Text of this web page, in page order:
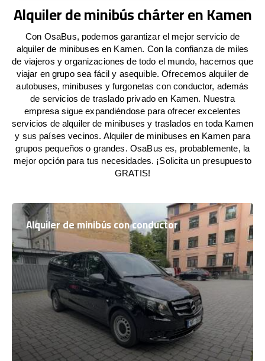
Alquiler de minibús chárter en Kamen
Con OsaBus, podemos garantizar el mejor servicio de
alquiler de minibuses en Kamen. Con la confianza de miles
de viajeros y organizaciones de todo el mundo, hacemos que
viajar en grupo sea fácil y asequible. Ofrecemos alquiler de
autobuses, minibuses y furgonetas con conductor, además
de servicios de traslado privado en Kamen. Nuestra
empresa sigue expandiéndose para ofrecer excelentes
servicios de alquiler de minibuses y traslados en toda Kamen
y sus países vecinos. Alquiler de minibuses en Kamen para
grupos pequeños o grandes. OsaBus es, probablemente, la
mejor opción para tus necesidades. ¡Solicita un presupuesto
GRATIS!
Alquiler de minibús con conductor